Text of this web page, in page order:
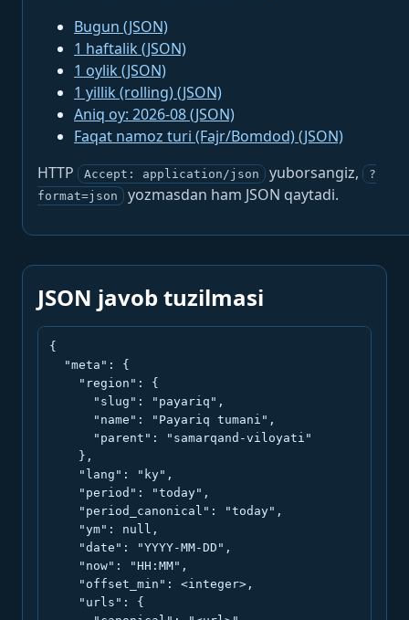
Bugun (JSON)
1 haftalik (JSON)
1 oylik (JSON)
1 yillik (rolling) (JSON)
Aniq oy: 2026-08 (JSON)
Faqat namoz turi (Fajr/Bomdod) (JSON)
HTTP
Accept: application/json yuborsangiz,
?
format=json
yozmasdan ham JSON qaytadi.
JSON javob tuzilmasi
{
  "meta": {
    "region": {
      "slug": "payariq",
      "name": "Payariq tumani",
      "parent": "samarqand-viloyati"
    },
    "lang": "ky",
    "period": "today",
    "period_canonical": "today",
    "ym": null,
    "date": "YYYY-MM-DD",
    "now": "HH:MM",
    "offset_min": <integer>,
    "urls": {